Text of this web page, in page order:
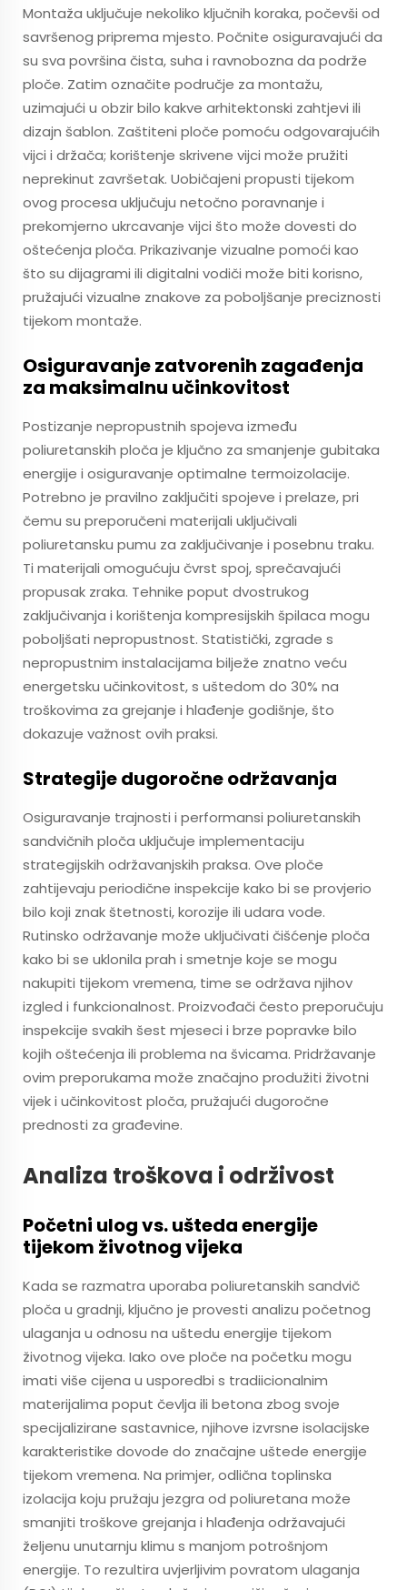
Montaža uključuje nekoliko ključnih koraka, počevši od
savršenog priprema mjesto. Počnite osiguravajući da
su sva površina čista, suha i ravnobozna da podrže
ploče. Zatim označite područje za montažu,
uzimajući u obzir bilo kakve arhitektonski zahtjevi ili
dizajn šablon. Zaštiteni ploče pomoću odgovarajućih
vijci i držača; korištenje skrivene vijci može pružiti
neprekinut završetak. Uobičajeni propusti tijekom
ovog procesa uključuju netočno poravnanje i
prekomjerno ukrcavanje vijci što može dovesti do
oštećenja ploča. Prikazivanje vizualne pomoći kao
što su dijagrami ili digitalni vodiči može biti korisno,
pružajući vizualne znakove za poboljšanje preciznosti
tijekom montaže.
Osiguravanje zatvorenih zagađenja
za maksimalnu učinkovitost
Postizanje nepropustnih spojeva između
poliuretanskih ploča je ključno za smanjenje gubitaka
energije i osiguravanje optimalne termoizolacije.
Potrebno je pravilno zaključiti spojeve i prelaze, pri
čemu su preporučeni materijali uključivali
poliuretansku pumu za zaključivanje i posebnu traku.
Ti materijali omogućuju čvrst spoj, sprečavajući
propusak zraka. Tehnike poput dvostrukog
zaključivanja i korištenja kompresijskih špilaca mogu
poboljšati nepropustnost. Statistički, zgrade s
nepropustnim instalacijama bilježe znatno veću
energetsku učinkovitost, s uštedom do 30% na
troškovima za grejanje i hlađenje godišnje, što
dokazuje važnost ovih praksi.
Strategije dugoročne održavanja
Osiguravanje trajnosti i performansi poliuretanskih
sandvičnih ploča uključuje implementaciju
strategijskih održavanjskih praksa. Ove ploče
zahtijevaju periodične inspekcije kako bi se provjerio
bilo koji znak štetnosti, korozije ili udara vode.
Rutinsko održavanje može uključivati čišćenje ploča
kako bi se uklonila prah i smetnje koje se mogu
nakupiti tijekom vremena, time se održava njihov
izgled i funkcionalnost. Proizvođači često preporučuju
inspekcije svakih šest mjeseci i brze popravke bilo
kojih oštećenja ili problema na švicama. Pridržavanje
ovim preporukama može značajno produžiti životni
vijek i učinkovitost ploča, pružajući dugoročne
prednosti za građevine.
Analiza troškova i održivost
Početni ulog vs. ušteda energije
tijekom životnog vijeka
Kada se razmatra uporaba poliuretanskih sandvič
ploča u gradnji, ključno je provesti analizu početnog
ulaganja u odnosu na uštedu energije tijekom
životnog vijeka. Iako ove ploče na početku mogu
imati više cijena u usporedbi s tradiicionalnim
materijalima poput čevlja ili betona zbog svoje
specijalizirane sastavnice, njihove izvrsne isolacijske
karakteristike dovode do značajne uštede energije
tijekom vremena. Na primjer, odlična toplinska
izolacija koju pružaju jezgra od poliuretana može
smanjiti troškove grejanja i hlađenja održavajući
željenu unutarnju klimu s manjom potrošnjom
energije. To rezultira uvjerljivim povratom ulaganja